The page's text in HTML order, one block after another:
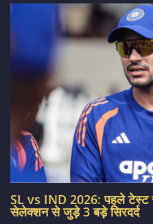
SL vs IND 2026: पहले टेस्ट
सेलेक्शन से जुड़े 3 बड़े सिरदर्द